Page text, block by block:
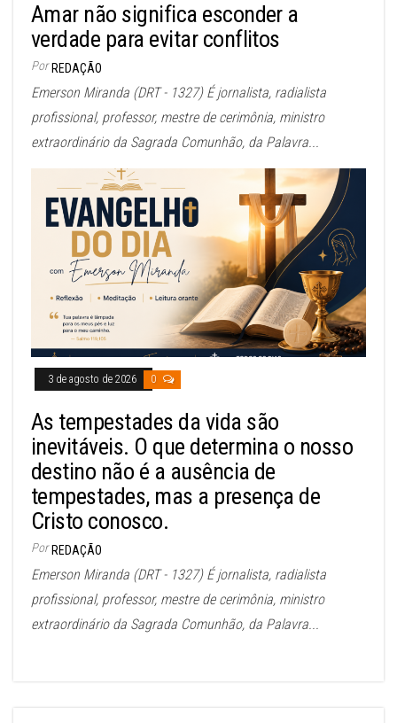
Amar não significa esconder a
verdade para evitar conflitos
Por REDAÇÃO
Emerson Miranda (DRT - 1327) É jornalista, radialista
profissional, professor, mestre de cerimônia, ministro
extraordinário da Sagrada Comunhão, da Palavra...
3 de agosto de 2026 0
As tempestades da vida são
inevitáveis. O que determina o nosso
destino não é a ausência de
tempestades, mas a presença de
Cristo conosco.
Por REDAÇÃO
Emerson Miranda (DRT - 1327) É jornalista, radialista
profissional, professor, mestre de cerimônia, ministro
extraordinário da Sagrada Comunhão, da Palavra...